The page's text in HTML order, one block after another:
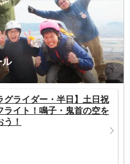
ル
グライダー・半日】土日祝
ライト！鳴子・鬼首の空を
！